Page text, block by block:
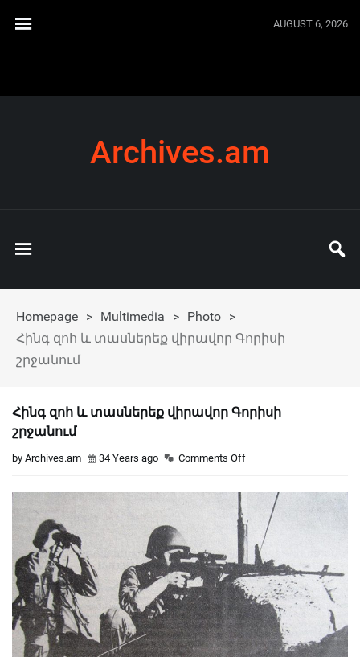
AUGUST 6, 2026
Archives.am
Homepage > Multimedia > Photo >
Հինգ զոհ և տասներեք վիրավոր Գորիսի
շրջանում
Հինգ զոհ և տասներեք վիրավոր Գորիսի
շրջանում
by Archives.am 34 Years ago Comments Off